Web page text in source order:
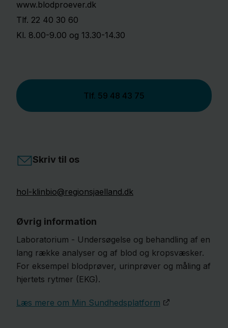
www.blodproever.dk
Tlf. 22 40 30 60
Kl. 8.00-9.00 og 13.30-14.30
Tlf. 59 48 43 75
Skriv til os
hol-klinbio@regionsjaelland.dk
Øvrig information
Laboratorium - Undersøgelse og behandling af en
lang række analyser og af blod og kropsvæsker.
For eksempel blodprøver, urinprøver og måling af
hjertets rytmer (EKG).
Læs mere om Min Sundhedsplatform